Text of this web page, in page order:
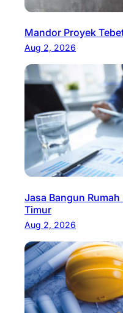
Mandor Proyek
Aug 2, 2026
Jasa Bangun
Timur
Aug 2, 2026